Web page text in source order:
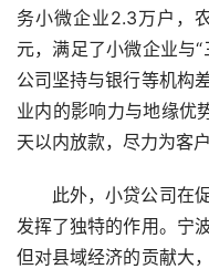
务小微企业2.3万户，
元，满足了小微企业与
公司坚持与银行等机构
业内的影响力与地缘优
天以内放款，尽力为客
此外，小贷公司在
发挥了独特的作用。宁
但对县域经济的贡献大